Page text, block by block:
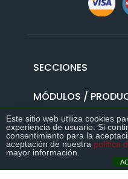
SECCIONES
MÓDULOS /
GUIAS
LOCALIDADES
DESCÁRGATE
Este sitio web utiliza cookies
experiencia de usuario. Si
consentimiento para la
aceptación de nuestra política
mayor información.